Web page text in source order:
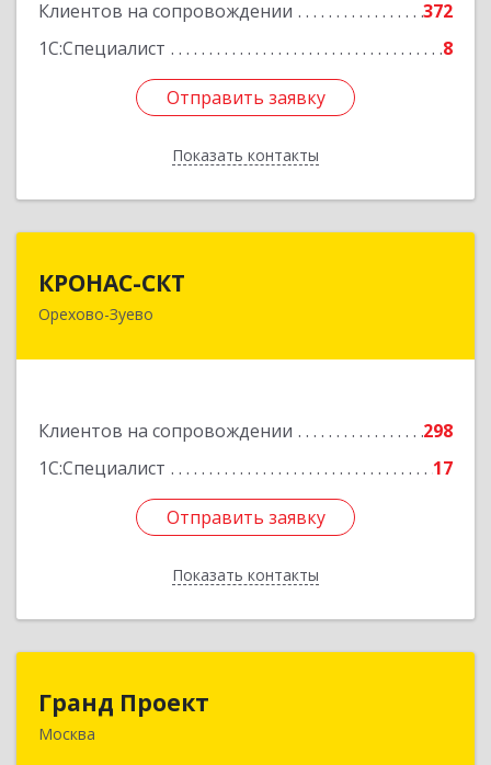
Клиентов на сопровождении
372
1С:Специалист
8
Отправить заявку
Показать контакты
Отправить заявку
Назад
КРОНАС-СКТ
Орехово-Зуево
Клиентов на сопровождении
298
1С:Специалист
17
Отправить заявку
Показать контакты
142600, Московская обл, Орехово-Зуево г,
Отправить заявку
Назад
Гранд Проект
Москва
111033, Москва г, Золоторожский Вал ул, дом